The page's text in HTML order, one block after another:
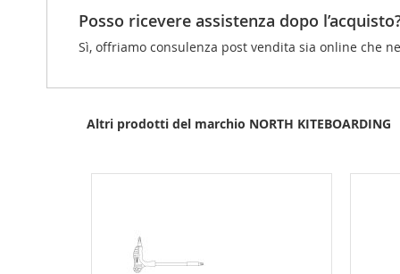
Posso ricevere assistenza dopo
Sì, offriamo consulenza post vendita sia online che
Altri prodotti del marchio NORTH KITEBOARDING